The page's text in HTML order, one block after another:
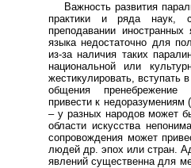
Важность развития
практики и ряда наук,
преподавании
языка недостаточно для
из-за наличия таких
национальной или
жестикулировать, вступать
общения пренебрежение
привести к недоразумениям
– у разных народов может
области искусства
сопровождения может
людей др. эпох или стран.
явлений существенна для